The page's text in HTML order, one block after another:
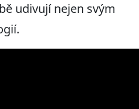
udivují nejen svým